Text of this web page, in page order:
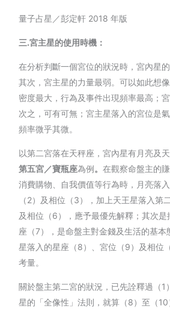
量子占星／彭定軒 2018 年版
三.宮主星的使用時機：
在分析判斷一個宮位的狀況時，宮內星
其次，宮主星的力量最弱。可以如此想
密度最大，行為及事件出現頻率最高；
次之，可有可無；宮主星落入的宮位是
頻率微乎其微。
以第二宮落在天秤座，宮內星有月亮及
第五宮／寶瓶座為例。在觀察命盤主的
消費購物、自我價值等行為時，月亮落
（2）及相位（3），加上天王星落入第
及相位（6），應予最優先解釋；其次
座（7），是命盤主對金錢及生活的基本
星落入的星座（8）、宮位（9）及相位
考量。
關於盤主第二宮的狀況，已先詮釋過（1
星的「全像性」法則，就算（8）至（10